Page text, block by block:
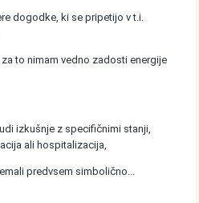
dogodke, ki se pripetijo v t.i.
to nimam vedno zadosti energije
izkušnje z specifičnimi stanji,
ali hospitalizacija,
predvsem simbolično...